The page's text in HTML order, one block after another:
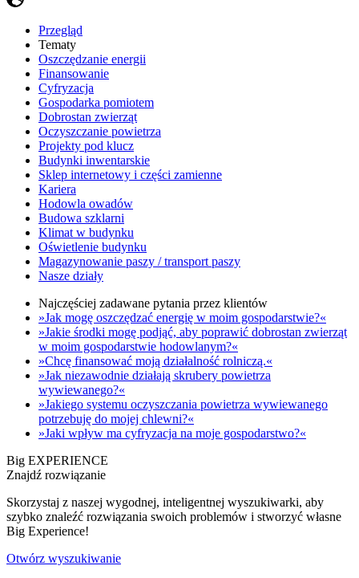
Przegląd
Tematy
​Oszczędzanie energii
Finansowanie
Cyfryzacja
Gospodarka pomiotem
Dobrostan zwierząt
Oczyszczanie powietrza
Projekty pod klucz
Budynki inwentarskie
Sklep internetowy i części zamienne
Kariera
Hodowla owadów
Budowa szklarni
Klimat w budynku
Oświetlenie budynku
Magazynowanie paszy / transport paszy
Nasze działy
Najczęściej zadawane pytania przez klientów
»Jak mogę oszczędzać energię w moim gospodarstwie?«
»Jakie środki mogę podjąć, aby poprawić dobrostan zwierząt
w moim gospodarstwie hodowlanym?«
»Chcę finansować moją działalność rolniczą.«
»Jak niezawodnie działają skrubery powietrza
wywiewanego?«
»Jakiego systemu oczyszczania powietrza wywiewanego
potrzebuję do mojej chlewni?«
»Jaki wpływ ma cyfryzacja na moje gospodarstwo?«
Big EXPERIENCE
Znajdź rozwiązanie
Skorzystaj z naszej wygodnej, inteligentnej wyszukiwarki, aby
szybko znaleźć rozwiązania swoich problemów i stworzyć własne
Big Experience!
Otwórz wyszukiwanie